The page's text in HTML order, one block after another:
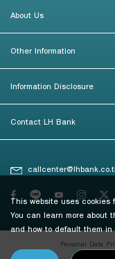
About Us
Other Information
Information Disclosure
Contact LH Bank
Personal Data
This website uses cookies
You can learn more about
and how to default them